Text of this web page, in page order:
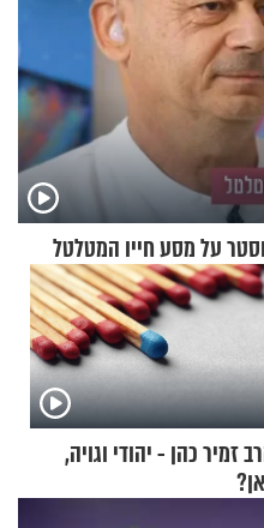
על מסע חייו המטלטל
זמיר כהן - יהודי וגויה,